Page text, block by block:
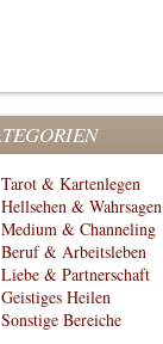
Tarot & Kartenlegen
Hellsehen & Wahrsagen
Medium & Channeling
Beruf & Arbeitsleben
Liebe & Partnerschaft
Geistiges Heilen
Sonstige Bereiche